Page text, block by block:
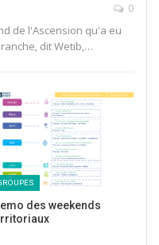
0
de l'Ascension qu'a eu
dit Wetib,…
des weekends